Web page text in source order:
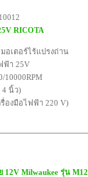
RICOTA
อเตอร์ไร้แปรงถ่าน
ฟ้า 25V
10000RPM
นิ้ว)
รื่องมือไฟฟ้า 220 V)
12V Milwaukee รุ่น M12